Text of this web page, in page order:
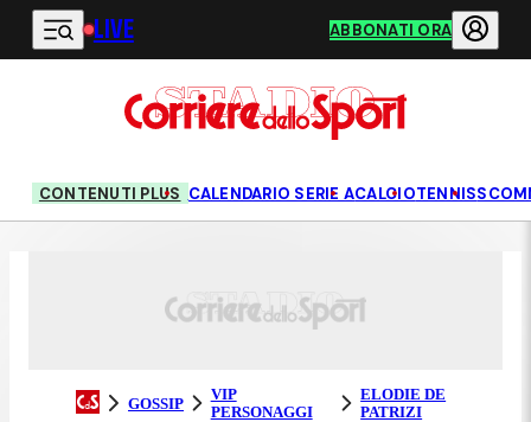
Vai al contenuto principale
LIVE ABBONATI ORA
CONTENUTI PLUS CALENDARIO SERIE ACALCIOTENNIS
GOSSIP
VIP
PERSONAGGI
ELODIE DE
PATRIZI